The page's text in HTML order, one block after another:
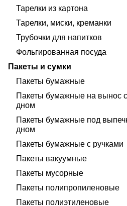
Тарелки из картона
Тарелки, миски, креманки
Трубочки для напитков
Фольгированная посуда
Пакеты и сумки
Пакеты бумажные
Пакеты бумажные на вынос
дном
Пакеты бумажные под
дном
Пакеты бумажные с ручками
Пакеты вакуумные
Пакеты мусорные
Пакеты полипропиленовые
Пакеты полиэтиленовые